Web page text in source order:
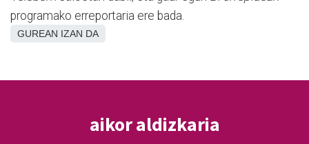
programako erreportaria ere bada.
GUREAN IZAN DA
aikor aldizkaria